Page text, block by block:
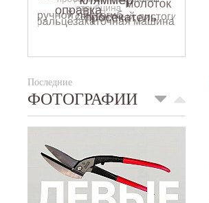
Последние
ФОТОГРАФИИ